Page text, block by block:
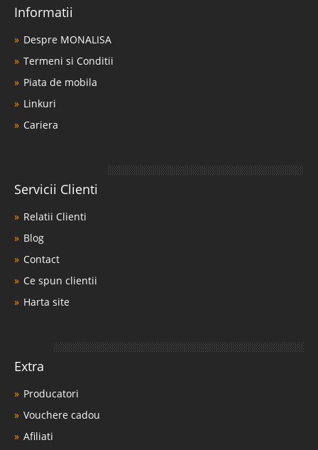
Informatii
Despre MONALISA
Termeni si Conditii
Piata de mobila
Linkuri
Cariera
Servicii Clienti
Relatii Clienti
Blog
Contact
Ce spun clientii
Harta site
Extra
Producatori
Vouchere cadou
Afiliati